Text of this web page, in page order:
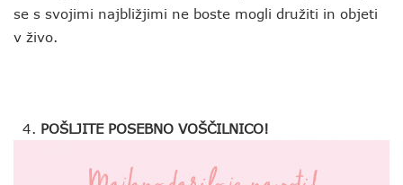
se s svojimi najbližjimi ne boste mogli družiti in objeti
v živo.
POŠLJITE POSEBNO VOŠČILNICO!